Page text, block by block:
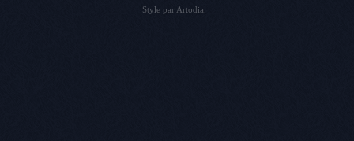
Style par Artodia